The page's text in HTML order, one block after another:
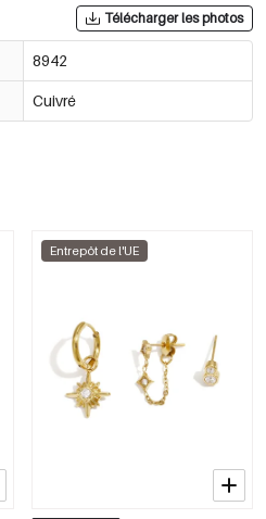
Télécharger les photos
8942
Cuivré
Entrepôt de l'UE